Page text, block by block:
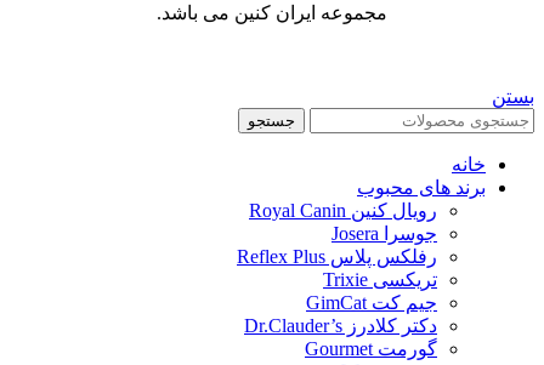
مجموعه ایران کنین می باشد.
بستن
جستجو
خانه
برند های محبوب
رویال کنین Royal Canin
جوسرا Josera
رفلکس پلاس Reflex Plus
تریکسی Trixie
جیم کت GimCat
دکتر کلادرز Dr.Clauder’s
گورمت Gourmet